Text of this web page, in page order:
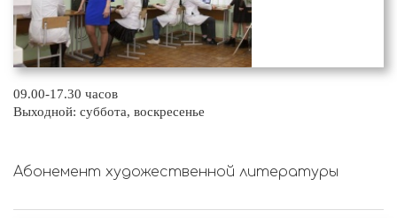
09.00-17.30 часов
Выходной: суббота, воскресенье
Абонемент художественной литературы